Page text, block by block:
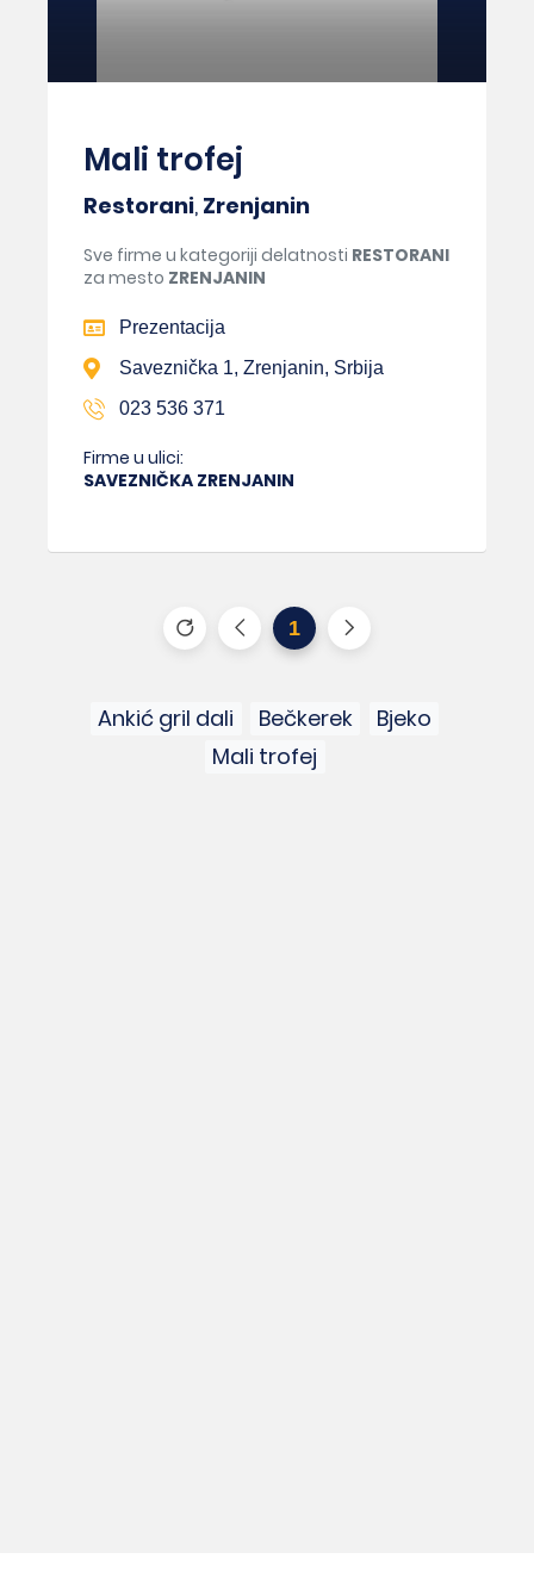
Mali trofej
Restorani, Zrenjanin
Sve firme u kategoriji delatnosti RESTORANI
za mesto ZRENJANIN
Prezentacija
Saveznička 1, Zrenjanin, Srbija
023 536 371
Firme u ulici:
SAVEZNIČKA ZRENJANIN
1
Ankić gril dali Bečkerek
Bjeko
Mali trofej